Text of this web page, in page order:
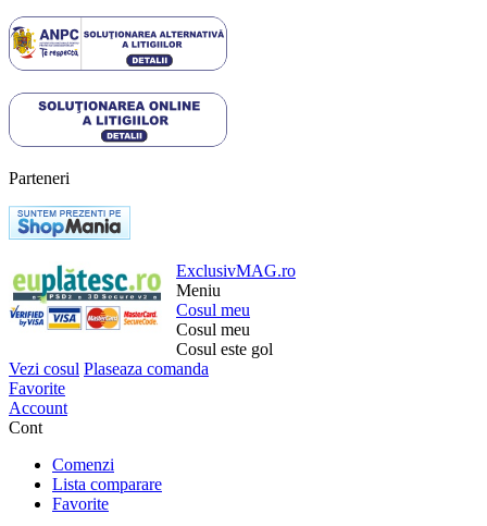
Parteneri
ExclusivMAG.ro
Meniu
Cosul meu
Cosul meu
Cosul este gol
Vezi cosul Plaseaza comanda
Favorite
Account
Cont
Comenzi
Lista comparare
Favorite